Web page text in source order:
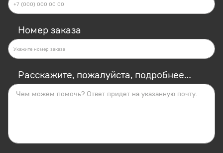
Номер заказа
Расскажите, пожалуйста, подробнее...